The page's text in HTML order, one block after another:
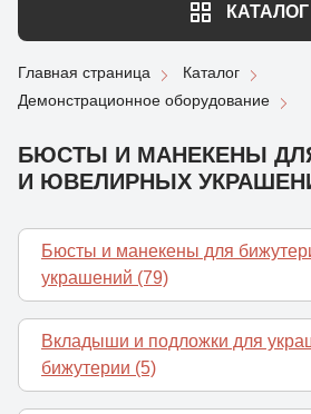
КАТАЛОГ
Главная страница
Каталог
Демонстрационное оборудование
БЮСТЫ И МАНЕКЕНЫ
И ЮВЕЛИРНЫХ
Бюсты и манекены для
украшений (79)
Вкладыши и подложки для
бижутерии (5)